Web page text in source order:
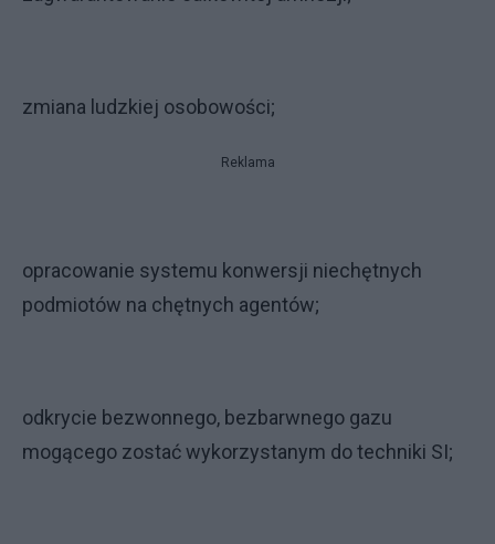
zmiana ludzkiej osobowości;
Reklama
opracowanie systemu konwersji niechętnych
podmiotów na chętnych agentów;
odkrycie bezwonnego, bezbarwnego gazu
mogącego zostać wykorzystanym do techniki SI;